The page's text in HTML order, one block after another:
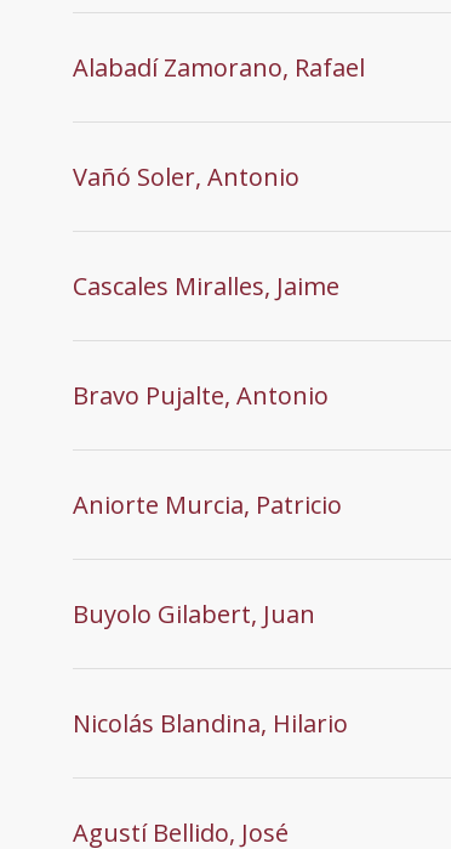
Alabadí Zamorano, Rafael
Vañó Soler, Antonio
Cascales Miralles, Jaime
Bravo Pujalte, Antonio
Aniorte Murcia, Patricio
Buyolo Gilabert, Juan
Nicolás Blandina, Hilario
Agustí Bellido, José